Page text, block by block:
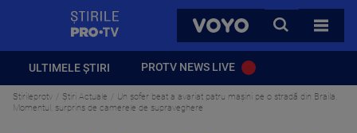
VOYO
CAUTA
TOATE
ULTIMELE ȘTIRI PROTV NEWS LIVE
Stirileprotv Știri Actuale
Un șofer beat a avariat patru mașini pe o stradă din Braila.
Momentul, surprins de camerele de supraveghere